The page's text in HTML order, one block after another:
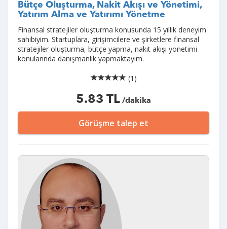
Bütçe Oluşturma, Nakit Akışı ve Yönetimi,
Yatırım Alma ve Yatırımı Yönetme
Finansal stratejiler oluşturma konusunda 15 yıllık deneyim
sahibiyim. Startuplara, girişimcilere ve şirketlere finansal
stratejiler oluşturma, bütçe yapma, nakit akışı yönetimi
konularında danışmanlık yapmaktayım.
(1)
5.83 TL /dakika
Görüşme talep et